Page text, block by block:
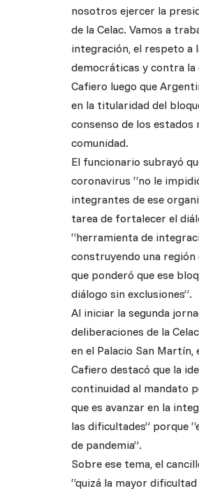
nosotros ejercer la
de la Celac. Vamos a
integración, el respeto a
democráticas y contra la
Cafiero luego que
en la titularidad del
consenso de los estados
comunidad.
El funcionario subrayó
coronavirus “no le
integrantes de ese
tarea de fortalecer el
“herramienta de
construyendo una región
que ponderó que ese
diálogo sin exclusiones”.
Al iniciar la segunda
deliberaciones de la
en el Palacio San Martín,
Cafiero destacó que la
continuidad al mandato
que es avanzar en la
las dificultades” porque
de pandemia”.
Sobre ese tema, el
“quizá la mayor